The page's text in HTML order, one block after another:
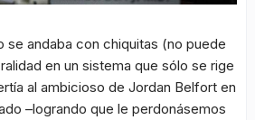
se andaba con chiquitas (no puede
en un sistema que sólo se rige
al ambicioso de Jordan Belfort en
–logrando que le perdonásemos